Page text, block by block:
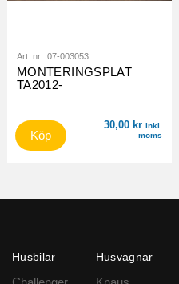
Art. nr.: 07-003053
MONTERINGSPLAT
TA2012-
30,00 kr inkl.
moms
Köp
Husbilar Husvagnar